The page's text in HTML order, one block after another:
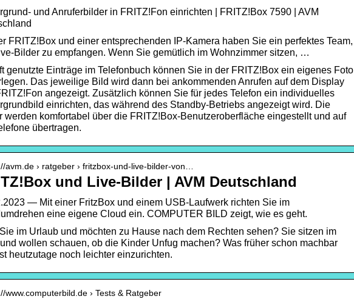
und Anruferbilder in FRITZ!Fon einrichten | FRITZ!Box 7590 | AVM
FRITZ!Box und einer entsprechenden IP-Kamera haben Sie ein perfektes Team,
Bilder zu empfangen. Wenn Sie gemütlich im Wohnzimmer sitzen, …
genutzte Einträge im Telefonbuch können Sie in der FRITZ!Box ein eigenes Foto
Das jeweilige Bild wird dann bei ankommenden Anrufen auf dem Display
angezeigt. Zusätzlich können Sie für jedes Telefon ein individuelles
einrichten, das während des Standby-Betriebs angezeigt wird. Die
werden komfortabel über die FRITZ!Box-Benutzeroberfläche eingestellt und auf
übertragen.
avm.de › ratgeber › fritzbox-und-live-bilder-von…
und Live-Bilder | AVM Deutschland
— Mit einer FritzBox und einem USB-Laufwerk richten Sie im
eine eigene Cloud ein. COMPUTER BILD zeigt, wie es geht.
im Urlaub und möchten zu Hause nach dem Rechten sehen? Sie sitzen im
wollen schauen, ob die Kinder Unfug machen? Was früher schon machbar
heutzutage noch leichter einzurichten.
www.computerbild.de › Tests & Ratgeber